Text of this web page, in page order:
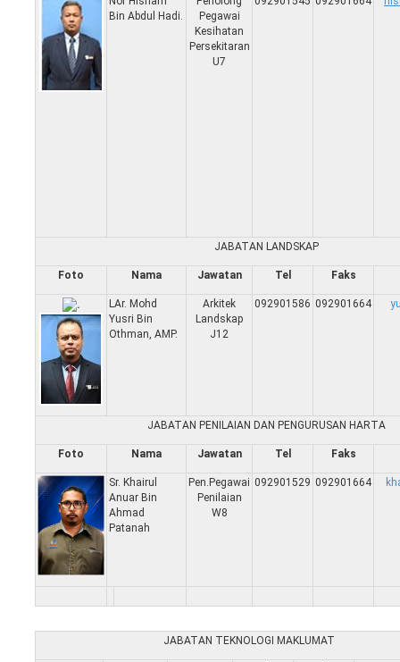
Bin Abdul Hadi.
Pegawai
Kesihatan
Persekitaran
U7
JABATAN LANDSKAP
Foto Nama Jawatan Tel Faks
LAr. Mohd
Yusri Bin
Othman, AMP.
Arkitek
Landskap
J12
092901586 092901664
JABATAN PENILAIAN DAN PENGURUSAN HARTA
Foto Nama Jawatan Tel Faks
Sr. Khairul
Anuar Bin
Ahmad
Patanah
Pen.Pegawai
Penilaian
W8
092901529 092901664
JABATAN TEKNOLOGI MAKLUMAT